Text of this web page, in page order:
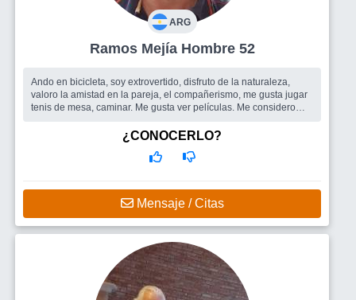
ARG
Ramos Mejía Hombre 52
Ando en bicicleta, soy extrovertido, disfruto de la naturaleza,
valoro la amistad en la pareja, el compañerismo, me gusta jugar
tenis de mesa, caminar. Me gusta ver películas. Me considero
Una mujer con quién compartir.
¿CONOCERLO?
Mensaje / Citas